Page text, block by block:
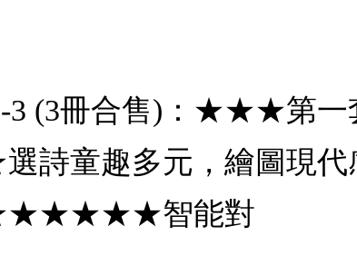
3 (3冊合售)：★★★第一
童趣多元，繪圖現
★★★★★★智能對